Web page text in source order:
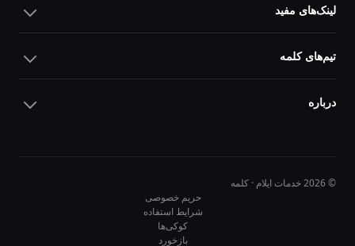
لینک‌های مفید
تیم‌های کلمه
درباره
© 2026 خدمات ایلام · کلمه
حریم خصوصی
شرایط استفاده
کوکی‌ها
بازخورد
10